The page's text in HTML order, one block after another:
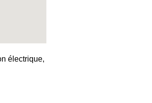
électrique,